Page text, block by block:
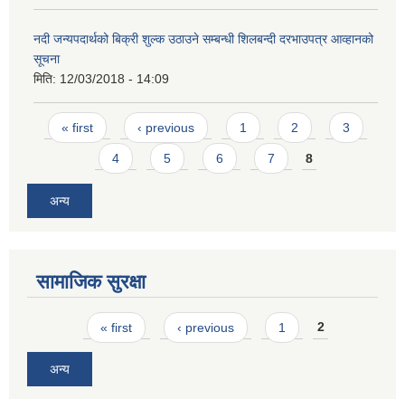
नदी जन्यपदार्थको बिक्री शुल्क उठाउने सम्बन्धी शिलबन्दी दरभाउपत्र आव्हानको
सूचना
मिति: 12/03/2018 - 14:09
Pages
« first ‹ previous 1 2 3
4 5 6 7 8
अन्य
सामाजिक सुरक्षा
Pages« first ‹ previous 1 2
अन्य